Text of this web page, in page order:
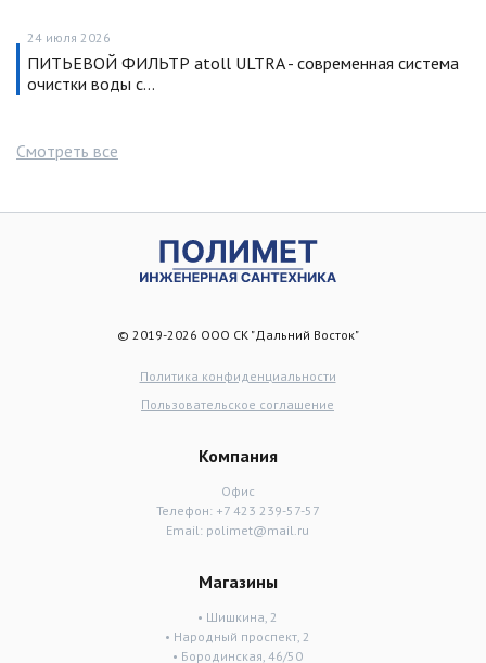
24 июля 2026
ПИТЬЕВОЙ ФИЛЬТР atoll ULTRA - современная система
очистки воды с…
Смотреть все
© 2019-2026 ООО СК "Дальний Восток"
Политика конфиденциальности
Пользовательское соглашение
Компания
Офис
Телефон: +7 423 239-57-57
Email: polimet@mail.ru
Магазины
• Шишкина, 2
• Народный проспект, 2
• Бородинская, 46/50